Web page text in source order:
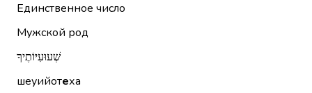
Единственное число
Мужской род
שְׁעוּעִיּוֹתֶיךָ
шеуийотеха